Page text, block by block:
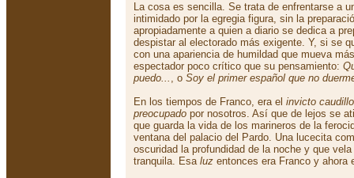
La cosa es sencilla. Se trata de enfrentarse a
intimidado por la egregia figura, sin la
apropiadamente a quien a diario se dedica a
despistar al electorado más exigente. Y, si se
con una apariencia de humildad que mueva
espectador poco crítico que su pensamiento:
puedo... , o Soy el primer español que no
En los tiempos de Franco, era el invicto caudillo
preocupado por nosotros. Así que de lejos se
que guarda la vida de los marineros de la
ventana del palacio del Pardo. Una lucecita
oscuridad la profundidad de la noche y que
tranquila. Esa luz entonces era Franco y ahora